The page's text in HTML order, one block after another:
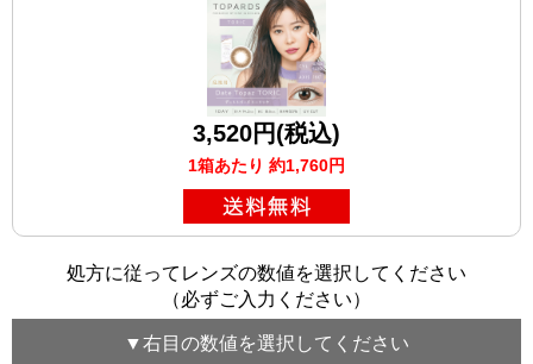
3,520円(税込)
1箱あたり 約1,760円
処方に従ってレンズの数値を選択してください
（必ずご入力ください）
▼右目 の数値を選択してください